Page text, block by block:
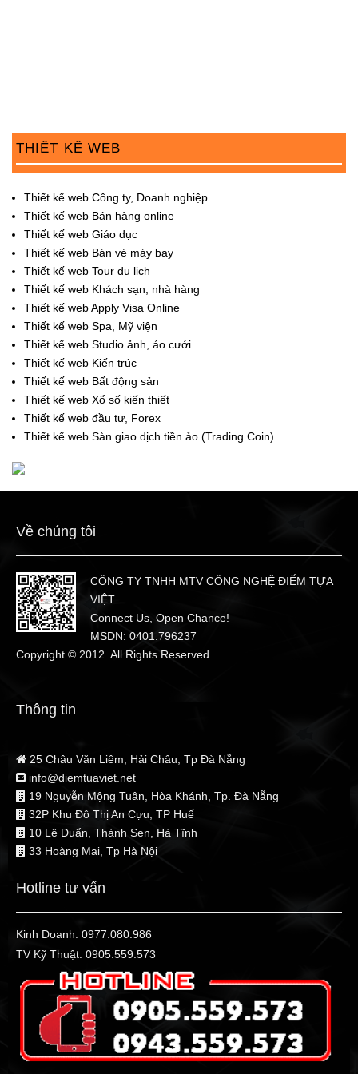
THIẾT KẾ WEB
Thiết kế web Công ty, Doanh nghiệp
Thiết kế web Bán hàng online
Thiết kế web Giáo dục
Thiết kế web Bán vé máy bay
Thiết kế web Tour du lịch
Thiết kế web Khách sạn, nhà hàng
Thiết kế web Apply Visa Online
Thiết kế web Spa, Mỹ viện
Thiết kế web Studio ảnh, áo cưới
Thiết kế web Kiến trúc
Thiết kế web Bất động sản
Thiết kế web Xổ số kiến thiết
Thiết kế web đầu tư, Forex
Thiết kế web Sàn giao dịch tiền ảo (Trading Coin)
Về chúng tôi
CÔNG TY TNHH MTV CÔNG NGHỆ ĐIỂM TỰA
VIỆT
Connect Us, Open Chance!
MSDN: 0401.796237
Copyright © 2012. All Rights Reserved
Thông tin
25 Châu Văn Liêm, Hải Châu, Tp Đà Nẵng
info@diemtuaviet.net
19 Nguyễn Mộng Tuân, Hòa Khánh, Tp. Đà Nẵng
32P Khu Đô Thị An Cựu, TP Huế
10 Lê Duẩn, Thành Sen, Hà Tĩnh
33 Hoàng Mai, Tp Hà Nội
Hotline tư vấn
Kinh Doanh: 0977.080.986
TV Kỹ Thuật: 0905.559.573